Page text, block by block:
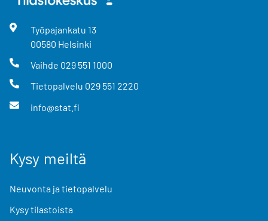
Työpajankatu 13
00580 Helsinki
Vaihde 029 551 1000
Tietopalvelu 029 551 2220
info@stat.fi
Kysy meiltä
Neuvonta ja tietopalvelu
Kysy tilastoista